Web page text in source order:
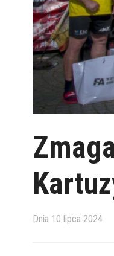
Dnia 10 lipca 2024